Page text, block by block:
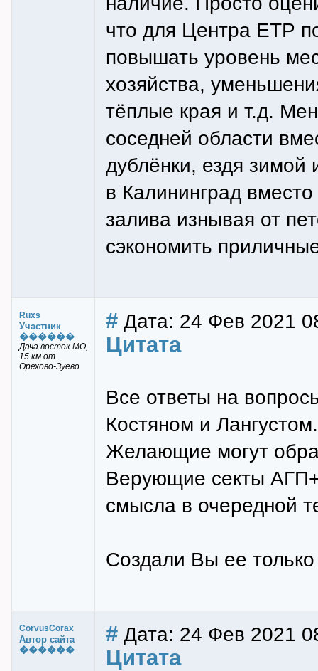
что для Центра ЕТР
повышать уровень
хозяйства,
тёплые края и т.д.
соседней области
дублёнки, ездя
в Калининград
залива изнывая от
сэкономить
Ruxs
Участник
������
Дача восток МО,
15 км от
Орехово-Зуево
# Дата: 24 Фев 2021
Цитата
Все ответы на
Костяном и Лангустом.
Желающие могут
Верующие секты АГП+
смысла в очередной
Создали Вы ее
CorvusCorax
Автор сайта
������
# Дата: 24 Фев 2021
Цитата